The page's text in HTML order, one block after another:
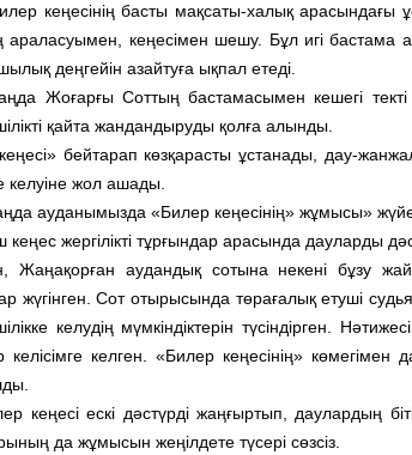
кеңесінің басты мақсаты-халық
араласуымен, кеңесімен шешу. Бұл игі бастама
деңгейін азайтуға ықпал етеді.
Жоғарғы Соттың бастамасымен кешегі текті
қайта жандандыруды қолға алынды.
бейтарап көзқарасты ұстанады, дау-
келуіне жол ашады.
ауданымызда «Билер кеңесінің» жұмысы»
жергілікті тұрғындар арасында дауларды
Жаңақорған аудандық сотына некені бұзу
жүгінген. Сот отырысында төрағалық етуші
келудің мүмкіндіктерін түсіндірген.
келісімге келген. «Билер кеңесінің»
кеңесі ескі дәстүрді жаңғыртып, даулардың
да жұмысын жеңілдете түсері сөзсіз.